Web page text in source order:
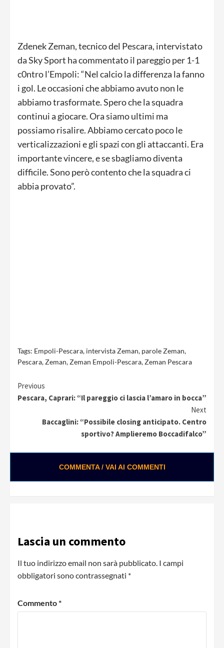
Zdenek Zeman, tecnico del Pescara, intervistato
da Sky Sport ha commentato il pareggio per 1-1
c0ntro l’Empoli: “Nel calcio la differenza la fanno
i gol. Le occasioni che abbiamo avuto non le
abbiamo trasformate. Spero che la squadra
continui a giocare. Ora siamo ultimi ma
possiamo risalire. Abbiamo cercato poco le
verticalizzazioni e gli spazi con gli attaccanti. Era
importante vincere, e se sbagliamo diventa
difficile. Sono però contento che la squadra ci
abbia provato”.
Tags: Empoli-Pescara, intervista Zeman, parole Zeman,
Pescara,Zeman,Zeman Empoli-Pescara,Zeman Pescara
Continue
Reading
Previous
Pescara, Caprari: “Il pareggio ci lascia l’amaro in bocca”
Next
Baccaglini: “Possibile closing anticipato. Centro
sportivo? Amplieremo Boccadifalco”
COMMENTA / VAI AI COMMENTI
Lascia un commento
Il tuo indirizzo email non sarà pubblicato. I campi
obbligatori sono contrassegnati *
Commento*